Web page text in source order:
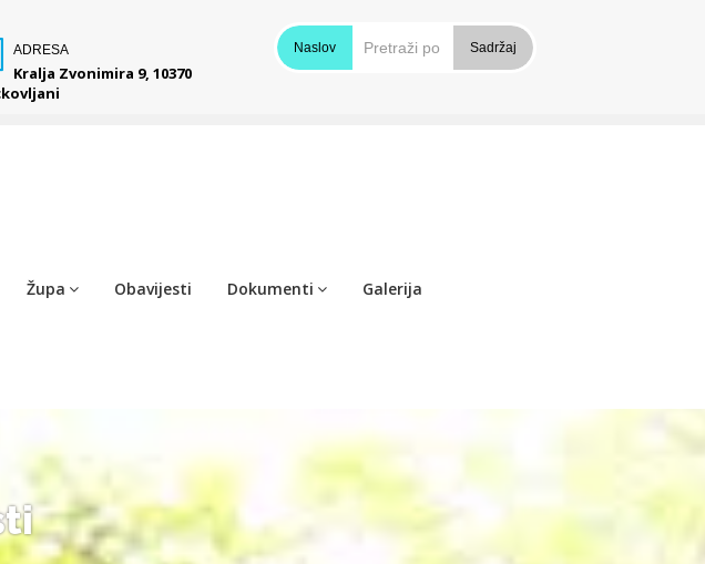
ADRESA
Kralja Zvonimira 9, 10370
Naslov Sadržaj
Župa Obavijesti Dokumenti Galerija